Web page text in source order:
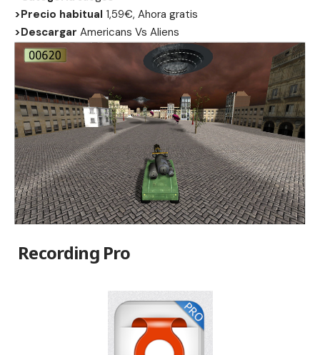
>Precio habitual 1,59€, Ahora gratis
>Descargar Americans Vs Aliens
Recording Pro